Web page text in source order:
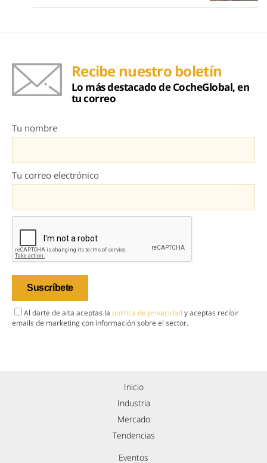
Recibe nuestro boletín
Lo más destacado de CocheGlobal, en
tu correo
Tu nombre
Tu correo electrónico
Al darte de alta aceptas la política de privacidady aceptas recibir
emails de marketing con información sobre el sector.
Inicio
Industria
Mercado
Tendencias
Eventos